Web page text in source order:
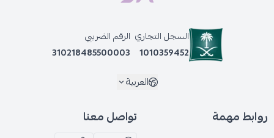
لؤلؤي رمادي ثلجي
السجل التجاري
1010359452
الرقم الضريبي
310218485500003
العربية
روابط مهمة تواصل معنا